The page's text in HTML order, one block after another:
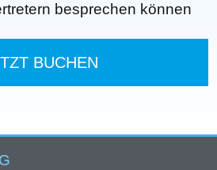
besprechen können
BUCHEN